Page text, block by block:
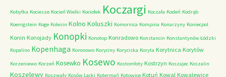
Kobyłka Kociesze Kocień Wielki Kociołek Koczargi Koczała Kodeń Kodrąb
Koenigstein Koge Kolesin Kolno Koluszki Komornica Kompina Konarzyny Koniecpol
Konin Konojady Konopki Konotop Konradowo Konstancin Konstantynów Łódzki
Kopalino Kopenhaga Koronowo Koryciny Koryciska Koryta Korytnica Korytów
Korzeniewo Korzeń Kosewko Kosewo Kostomłoty Kostrzyn Koszajec Koszalin
Koszelewy Koszwały Kosów Lacki Kotermań Kotowice Kotuń Kowal Kowalewice